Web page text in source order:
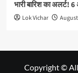
भारी बारिश का अलर्ट!
Lok Vichar
Copyright ©